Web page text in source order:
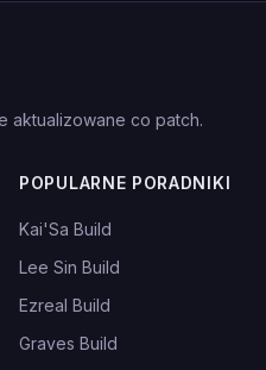
aktualizowane co patch.
POPULARNE PORADNIKI
Kai'Sa Build
Lee Sin Build
Ezreal Build
Graves Build